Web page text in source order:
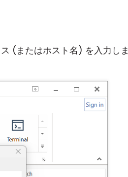
(またはホスト名) を入力しま